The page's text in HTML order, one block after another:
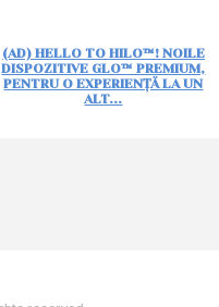
(AD) HELLO TO HILO™! NOILE
DISPOZITIVE GLO™ PREMIUM,
PENTRU O EXPERIENȚĂ LA UN
ALT...